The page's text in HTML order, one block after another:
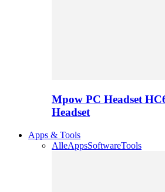
Mpow PC Headset
Headset
Apps & Tools
AlleAppsSoftwareTools